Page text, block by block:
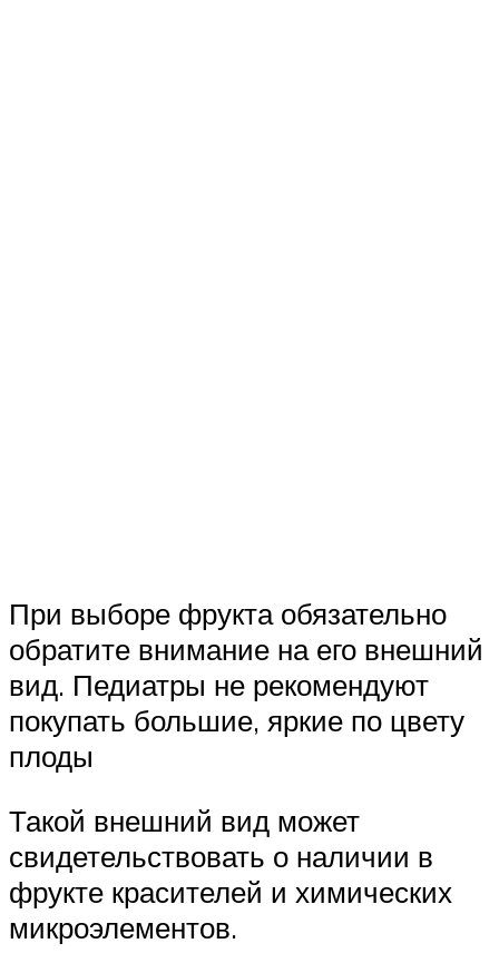
При выборе фрукта обязательно
обратите внимание на его внешний
вид. Педиатры не рекомендуют
покупать большие, яркие по цвету
плоды
Такой внешний вид может
свидетельствовать о наличии в
фрукте красителей и химических
микроэлементов.